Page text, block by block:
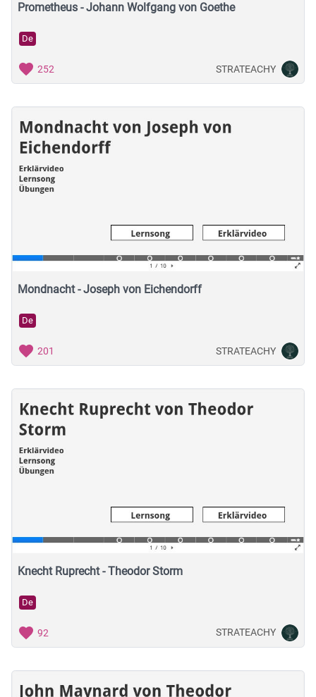
Prometheus - Johann Wolfgang von Goethe
De
252 STRATEACHY
Mondnacht - Joseph von Eichendorff
De
201 STRATEACHY
Knecht Ruprecht - Theodor Storm
De
92 STRATEACHY